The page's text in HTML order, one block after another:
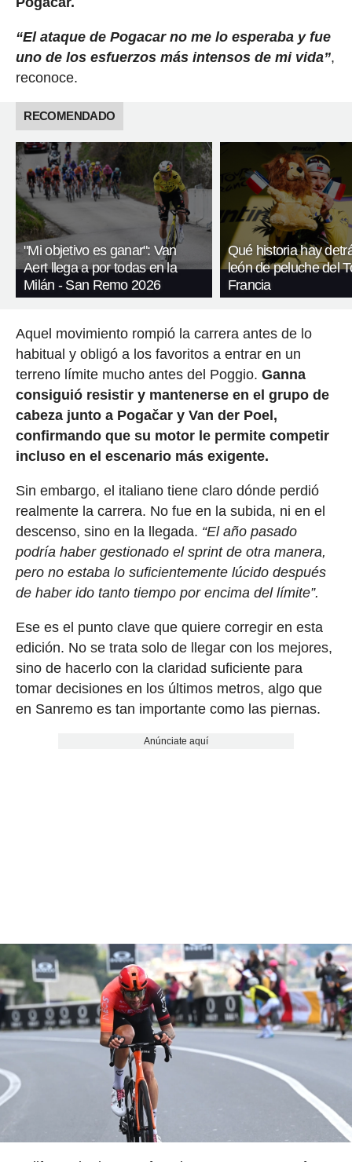
“El ataque de Pogacar no me lo esperaba y fue
uno de los esfuerzos más intensos de mi vida”,
reconoce.
RECOMENDADO
"Mi objetivo es ganar": Van
Aert llega a por todas en la
Milán - San Remo 2026
Qué historia hay
león de peluche del
Francia
Aquel movimiento rompió la carrera antes de lo
habitual y obligó a los favoritos a entrar en un
terreno límite mucho antes del Poggio. Ganna
consiguió resistir y mantenerse en el grupo de
cabeza junto a Pogačar y Van der Poel,
confirmando que su motor le permite competir
incluso en el escenario más exigente.
Sin embargo, el italiano tiene claro dónde perdió
realmente la carrera. No fue en la subida, ni en el
descenso, sino en la llegada. “El año pasado
podría haber gestionado el sprint de otra manera,
pero no estaba lo suficientemente lúcido después
de haber ido tanto tiempo por encima del límite”.
Ese es el punto clave que quiere corregir en esta
edición. No se trata solo de llegar con los mejores,
sino de hacerlo con la claridad suficiente para
tomar decisiones en los últimos metros, algo que
en Sanremo es tan importante como las piernas.
Anúnciate aquí